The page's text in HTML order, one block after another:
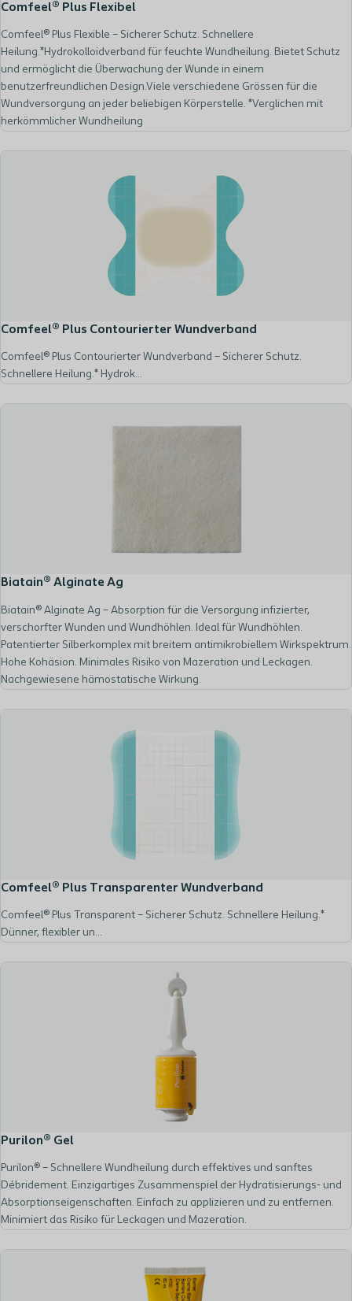
Comfeel® Plus Flexibel
Comfeel® Plus Flexible – Sicherer Schutz. Schnellere
Heilung.*Hydrokolloidverband für feuchte Wundheilung. Bietet Schutz
und ermöglicht die Überwachung der Wunde in einem
benutzerfreundlichen Design.Viele verschiedene Grössen für die
Wundversorgung an jeder beliebigen Körperstelle. *Verglichen mit
herkömmlicher Wundheilung
Comfeel® Plus Contourierter Wundverband
Comfeel® Plus Contourierter Wundverband – Sicherer Schutz.
Schnellere Heilung.* Hydrok...
Biatain® Alginate Ag
Biatain® Alginate Ag – Absorption für die Versorgung infizierter,
verschorfter Wunden und Wundhöhlen. Ideal für Wundhöhlen.
Patentierter Silberkomplex mit breitem antimikrobiellem Wirkspektrum.
Hohe Kohäsion. Minimales Risiko von Mazeration und Leckagen.
Nachgewiesene hämostatische Wirkung.
Comfeel® Plus Transparenter Wundverband
Comfeel® Plus Transparent – Sicherer Schutz. Schnellere Heilung.*
Dünner, flexibler un...
Purilon® Gel
Purilon® – Schnellere Wundheilung durch effektives und sanftes
Débridement. Einzigartiges Zusammenspiel der Hydratisierungs- und
Absorptionseigenschaften. Einfach zu applizieren und zu entfernen.
Minimiert das Risiko für Leckagen und Mazeration.